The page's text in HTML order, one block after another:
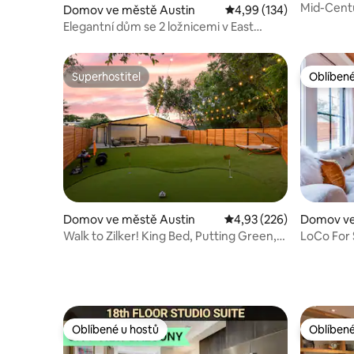
Domov ve městě Austin Průměrné hodnocení
4,99 (134)
Elegantní dům se 2 ložnicemi v East
Mid-
Superhostitel
Superhostitel
Domov ve městě Austin Průměrné hodnocení
4,93 (226)
Walk to Zilker! King Bed, Putting Green,
Domov
LoCo For
Oblíbené u hostů
Oblíbené u hostů